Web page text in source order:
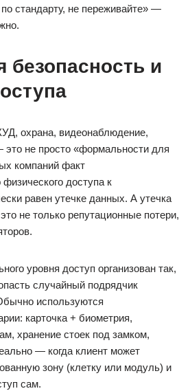
стандарту, не переживайте» —
безопасность и
охрана, видеонаблюдение,
не просто «формальности для
компаний факт
доступа к
равен утечке данных. А утечка
не только репутационные потери,
уровня доступ организован так,
случайный подрядчик
используются
карточка + биометрия,
хранение стоек под замком,
— когда клиент может
зону (клетку или модуль) и
сам.